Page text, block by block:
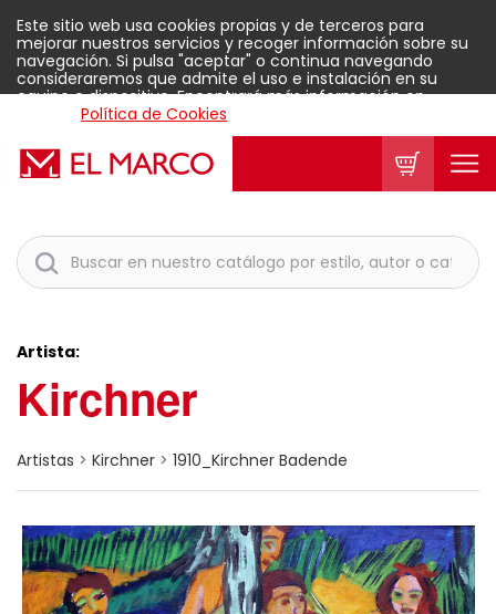
Este sitio web usa cookies propias y de terceros para
mejorar nuestros servicios y recoger información sobre su
navegación. Si pulsa "aceptar" o continua navegando
consideraremos que admite el uso e instalación en su
equipo o dispositivo. Encontrará más información en
Política de Cookies
Aceptar
Artista:
Kirchner
Artistas > Kirchner > 1910_Kirchner Badende